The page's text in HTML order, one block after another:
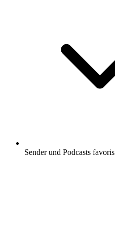
Sender und Podcasts